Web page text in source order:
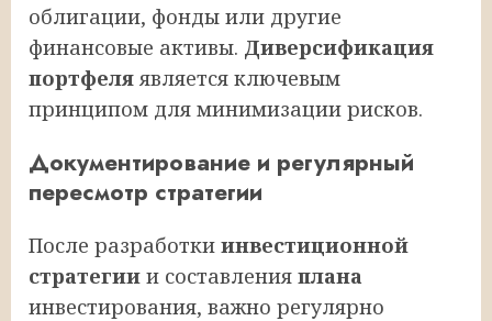
облигации, фонды или другие
финансовые активы. Диверсификация
портфеля является ключевым
принципом для минимизации рисков.
Документирование и регулярный
пересмотр стратегии
После разработки инвестиционной
стратегии и составления плана
инвестирования, важно регулярно